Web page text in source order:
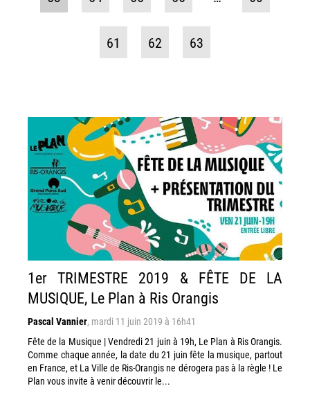
61 62 63
1er TRIMESTRE 2019 & FÊTE DE LA
MUSIQUE, Le Plan à Ris Orangis
Pascal Vannier, mardi 11 juin 2019 à 16h41
Fête de la Musique | Vendredi 21 juin à 19h, Le Plan à Ris Orangis.
Comme chaque année, la date du 21 juin fête la musique, partout
en France, et La Ville de Ris-Orangis ne dérogera pas à la règle ! Le
Plan vous invite à venir découvrir le...